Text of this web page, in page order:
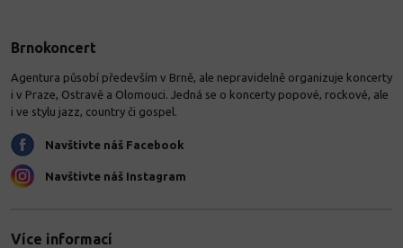
Brnokoncert
Agentura působí především v Brně, ale nepravidelně organizuje koncerty
i v Praze, Ostravě a Olomouci. Jedná se o koncerty popové, rockové, ale
i ve stylu jazz, country či gospel.
Navštivte náš Facebook
Navštivte náš Instagram
Více informací